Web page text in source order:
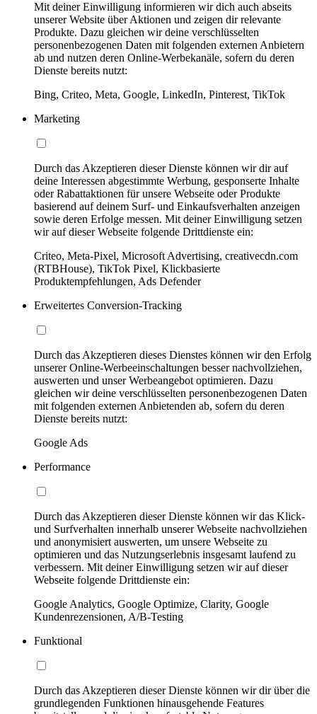
Mit deiner Einwilligung informieren wir dich auch abseits
unserer Website über Aktionen und zeigen dir relevante
Produkte. Dazu gleichen wir deine verschlüsselten
personenbezogenen Daten mit folgenden externen Anbietern
ab und nutzen deren Online-Werbekanäle, sofern du deren
Dienste bereits nutzt:
Bing, Criteo, Meta, Google, LinkedIn, Pinterest, TikTok
Marketing
Durch das Akzeptieren dieser Dienste können wir dir auf
deine Interessen abgestimmte Werbung, gesponserte Inhalte
oder Rabattaktionen für unsere Webseite oder Produkte
basierend auf deinem Surf- und Einkaufsverhalten anzeigen
sowie deren Erfolge messen. Mit deiner Einwilligung setzen
wir auf dieser Webseite folgende Drittdienste ein:
Criteo, Meta-Pixel, Microsoft Advertising, creativecdn.com
(RTBHouse), TikTok Pixel, Klickbasierte
Produktempfehlungen, Ads Defender
Erweitertes Conversion-Tracking
Durch das Akzeptieren dieses Dienstes können wir den Erfolg
unserer Online-Werbeeinschaltungen besser nachvollziehen,
auswerten und unser Werbeangebot optimieren. Dazu
gleichen wir deine verschlüsselten personenbezogenen Daten
mit folgenden externen Anbietenden ab, sofern du deren
Dienste bereits nutzt:
Google Ads
Performance
Durch das Akzeptieren dieser Dienste können wir das Klick-
und Surfverhalten innerhalb unserer Webseite nachvollziehen
und anonymisiert auswerten, um unsere Webseite zu
optimieren und das Nutzungserlebnis insgesamt laufend zu
verbessern. Mit deiner Einwilligung setzen wir auf dieser
Webseite folgende Drittdienste ein:
Google Analytics, Google Optimize, Clarity, Google
Kundenrezensionen, A/B-Testing
Funktional
Durch das Akzeptieren dieser Dienste können wir dir über die
grundlegenden Funktionen hinausgehende Features